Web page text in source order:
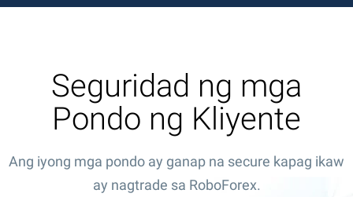
Seguridad ng mga
Pondo ng Kliyente
Ang iyong mga pondo ay ganap na secure kapag ikaw
ay nagtrade sa RoboForex.